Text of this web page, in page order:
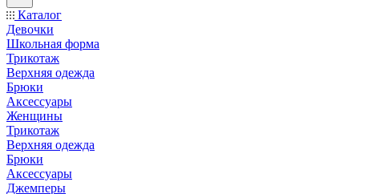
Каталог
Девочки
Школьная форма
Трикотаж
Верхняя одежда
Брюки
Аксессуары
Женщины
Трикотаж
Верхняя одежда
Брюки
Аксессуары
Джемперы